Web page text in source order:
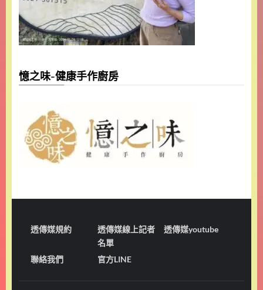
憶之味-健康手作廚房
透傳媒規約
透傳媒線上記者
名單
透傳媒youtube
聯絡我們 官方LINE